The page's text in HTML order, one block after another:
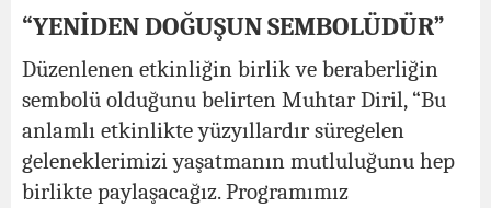
“YENİDEN DOĞUŞUN SEMBOLÜDÜR”
Düzenlenen etkinliğin birlik ve beraberliğin
sembolü olduğunu belirten Muhtar Diril, “Bu
anlamlı etkinlikte yüzyıllardır süregelen
geleneklerimizi yaşatmanın mutluluğunu hep
birlikte paylaşacağız. Programımız